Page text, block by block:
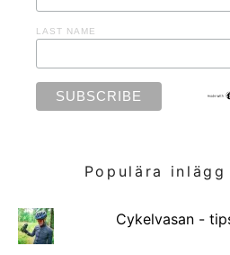
LAST NAME
Populära
Cykelvasan -